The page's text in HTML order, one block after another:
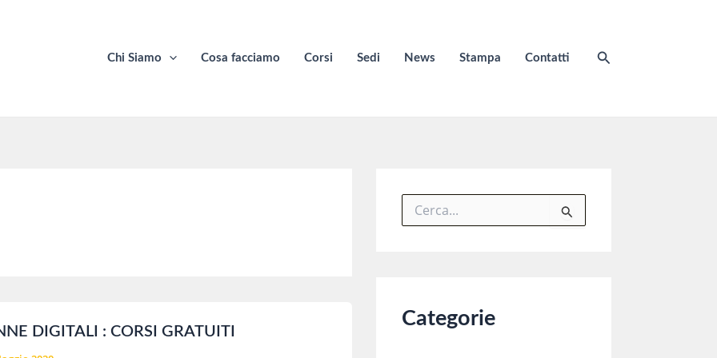
Chi Siamo Cosa facciamo Corsi Sedi News Stampa Contatti Cerca
DIGITALI : CORSI GRATUITI
C
Categorie